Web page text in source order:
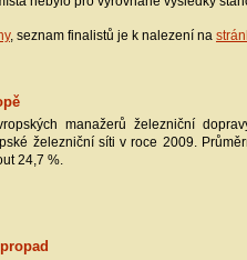
, seznam finalistů je k nalezení na
manažerů železniční
železniční síti v roce 2009.
24,7 %.